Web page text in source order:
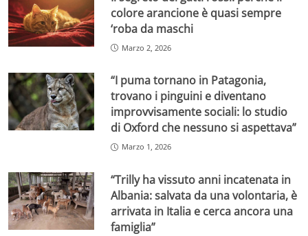
colore arancione è quasi sempre
‘roba da maschi
Marzo 2, 2026
“I puma tornano in Patagonia,
trovano i pinguini e diventano
improvvisamente sociali: lo studio
di Oxford che nessuno si aspettava”
Marzo 1, 2026
“Trilly ha vissuto anni incatenata in
Albania: salvata da una volontaria, è
arrivata in Italia e cerca ancora una
famiglia”